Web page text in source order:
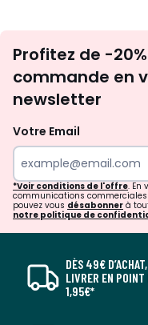
Profitez de -
commande en
newsletter
Votre Email
*Voir conditions de l'offre. En
communications commerciales
pouvez vous désabonner à
notre politique de
DÈS 49€
LIVRER EN
1,95€*